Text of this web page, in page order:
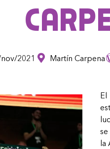
2021 Martín Carpena
El
la